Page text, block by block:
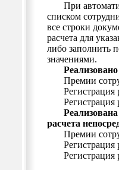
При
списком
все строки
расчета для
либо заполнить
значениями.
Реализовано
Премии
Регистрация
Регистрация
расчета
Премии
Регистрация
Регистрация